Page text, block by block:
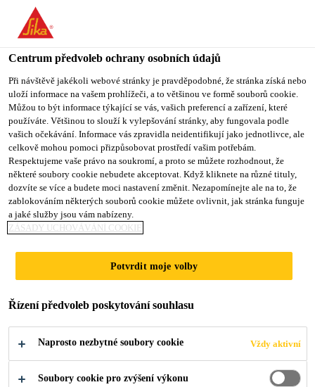
You are accessing "Sika CZ", it seems you are accessing it from
"Spojené státy". We have a dedicated website for your country.
TO SIKA
USA
STAY ON SIKA
CZ
STÁT
Sika CZ
FÓLIE
Produkty pro stavebnictví Střechy
Centrum předvoleb ochrany osobních údajů
Při návštěvě jakékoli webové stránky je pravděpodobné, že stránka získá nebo
uloží informace na vašem prohlížeči, a to většinou ve formě souborů cookie.
Můžou to být informace týkající se vás, vašich preferencí a zařízení, které
používáte. Většinou to slouží k vylepšování stránky, aby fungovala podle
vašich očekávání. Informace vás zpravidla neidentifikují jako jednotlivce, ale
celkově mohou pomoci přizpůsobovat prostředí vašim potřebám.
Respektujeme vaše právo na soukromí, a proto se můžete rozhodnout, že
některé soubory cookie nebudete akceptovat. Když kliknete na různé tituly,
dozvíte se více a budete moci nastavení změnit. Nezapomínejte ale na to, že
zablokováním některých souborů cookie můžete ovlivnit, jak stránka funguje
a jaké služby jsou vám nabízeny.
ZÁSADY UCHOVÁVÁNÍ COOKIE
Potvrdit moje volby
Řízení předvoleb poskytování souhlasu
Naprosto nezbytné soubory cookie Vždy aktivní
Soubory cookie pro zvýšení výkonu